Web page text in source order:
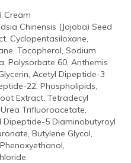
Cream
Chinensis (Jojoba) Seed
Cyclopentasiloxane,
Tocopherol, Sodium
Polysorbate 60, Anthemis
Acetyl Dipeptide-3
22, Phospholipids,
Extract, Tetradecyl
Trifluoroacetate,
5 Diaminobutyroyl
Butylene Glycol,